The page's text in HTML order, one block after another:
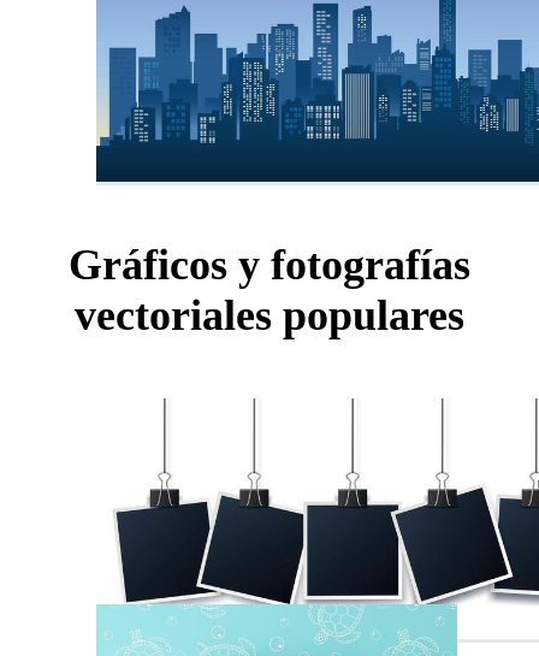
Gráficos y fotografías
vectoriales populares